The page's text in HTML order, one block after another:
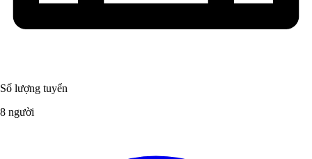
Số lượng tuyển
8 người